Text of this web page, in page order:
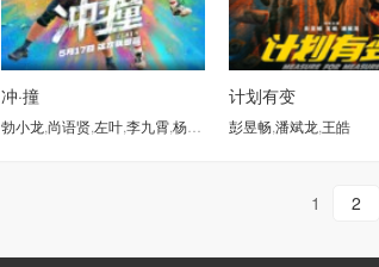
,NATHAMON NGAMKANOK,
冲·撞
勃小龙,尚语贤,左叶,李九霄,杨皓宇 梁超,潘斌龙,王千源,苏劲源
计划有变
彭昱畅 ,潘斌龙 王皓
1 2